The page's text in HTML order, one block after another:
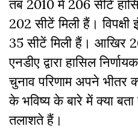
तब 2010 में 206 सीटें
202 सीटें मिली हैं।
35 सीटें मिली हैं। आखिर
एनडीए द्वारा हासिल
चुनाव परिणाम अपने भीतर
के भविष्य के बारे में क्या
तलाशते हैं।